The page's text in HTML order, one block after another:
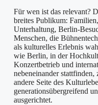
Für wen ist das relevant?
breites Publikum:
Unterhaltung, Berlin-
Menschen, die
als kulturelles Erlebnis
wie Berlin, in der
Konzertbetrieb und
nebeneinander
andere Seite des
generationsübergreifend
ausgerichtet.